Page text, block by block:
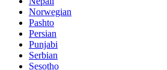
Norwegian
Pashto
Persian
Punjabi
Serbian
Sesotho